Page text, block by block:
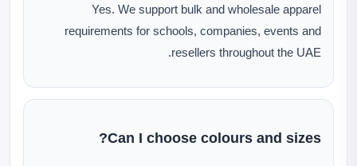
Yes. We support bulk and wholesale apparel
requirements for schools, companies, events and
resellers throughout the UAE.
Can I choose colours and sizes?